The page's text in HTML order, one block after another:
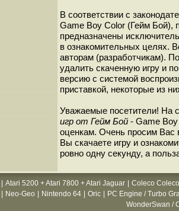
В соответствии с
Game Boy Color (Гейм Бой),
предназначены
в ознакомительных целях.
авторам (разработчикам).
удалить скаченную игру и
версию с системой
приставкой, некоторые из
Уважаемые посетители! На
игр от Гейм Бой - Game
оценкам. Очень просим Вас
Вы скачаете игру и
ровно одну секунду, а
Atari 5200 + Atari 7800 + Atari Jaguar
Coleco
Neo-Geo Nintendo 64 Oric
PC Engine / Turbo
WonderSwan /